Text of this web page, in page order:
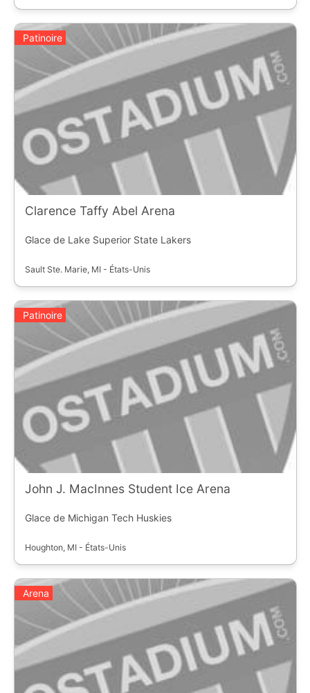
Patinoire
Clarence Taffy Abel Arena
Glace de Lake Superior State Lakers
Sault Ste. Marie, MI - États-Unis
Patinoire
John J. MacInnes Student Ice Arena
Glace de Michigan Tech Huskies
Houghton, MI - États-Unis
Arena